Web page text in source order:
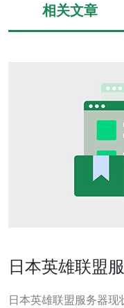
相关文章
日本英雄联盟
日本英雄联盟服务器现状解析 日本英雄联盟